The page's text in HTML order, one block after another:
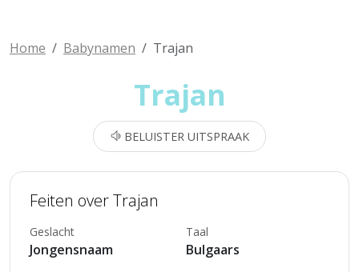
Home Babynamen Trajan
Trajan
BELUISTER UITSPRAAK
Feiten over Trajan
Geslacht
Jongensnaam
Taal
Bulgaars